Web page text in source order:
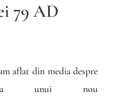
79 AD
aflat din media despre
unui nou